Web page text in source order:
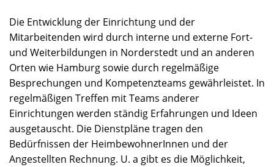
Die Entwicklung der Einrichtung und der
Mitarbeitenden wird durch interne und externe Fort-
und Weiterbildungen in Norderstedt und an anderen
Orten wie Hamburg sowie durch regelmäßige
Besprechungen und Kompetenzteams gewährleistet. In
regelmäßigen Treffen mit Teams anderer
Einrichtungen werden ständig Erfahrungen und Ideen
ausgetauscht. Die Dienstpläne tragen den
Bedürfnissen der HeimbewohnerInnen und der
Angestellten Rechnung. U. a gibt es die Möglichkeit,